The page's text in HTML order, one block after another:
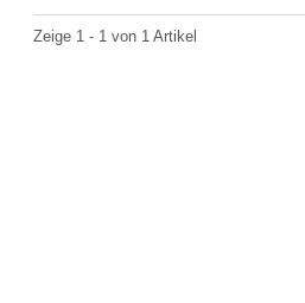
Zeige 1 - 1 von 1 Artikel